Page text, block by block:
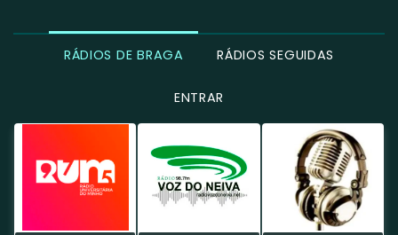
RÁDIOS DE BRAGA RÁDIOS SEGUIDAS
ENTRAR